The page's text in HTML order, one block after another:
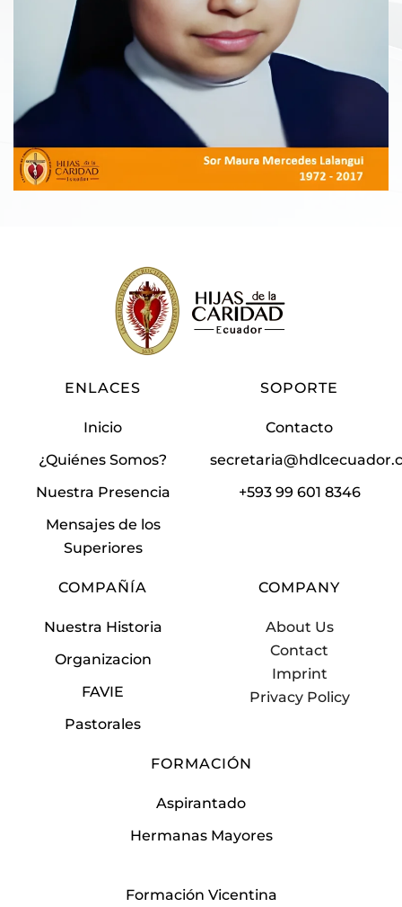
ENLACES
Inicio
¿Quiénes Somos?
Nuestra Presencia
Mensajes de los
Superiores
SOPORTE
Contacto
+593 99 601 8346
COMPAÑÍA
Nuestra Historia
Organizacion
FAVIE
Pastorales
COMPANY
About Us
Contact
Imprint
Privacy Policy
FORMACIÓN
Aspirantado
Hermanas Mayores
Formación Vicentina